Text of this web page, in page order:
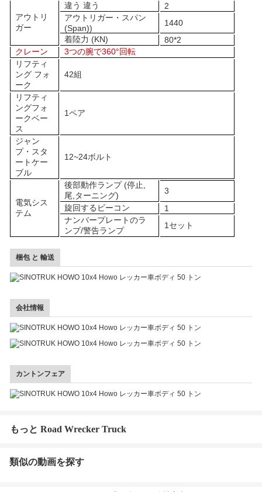
アウトリ
ガー
違う 違う
2
アウトリガー・スパン
(Span))
1440
着陸力 (KN)
80*2
クレーン
3つの腕で360°回転
リフティ
ング フォ
ーク
42組
リフティ
ングフォ
ークベー
ス
1ペア
ジャン
プ・スタ
ートケー
ブル
12~24ボルト
電気シス
テム
後部動作ランプ (停止,
尾,ターニング)
3
旋回するビーコン
1
ナンバープレートのラ
ンプ/警告ランプ
1セット
梱包 と 輸送
会社情報
カントンフェア
もっと Road Wrecker Truck
類似の動画を探す